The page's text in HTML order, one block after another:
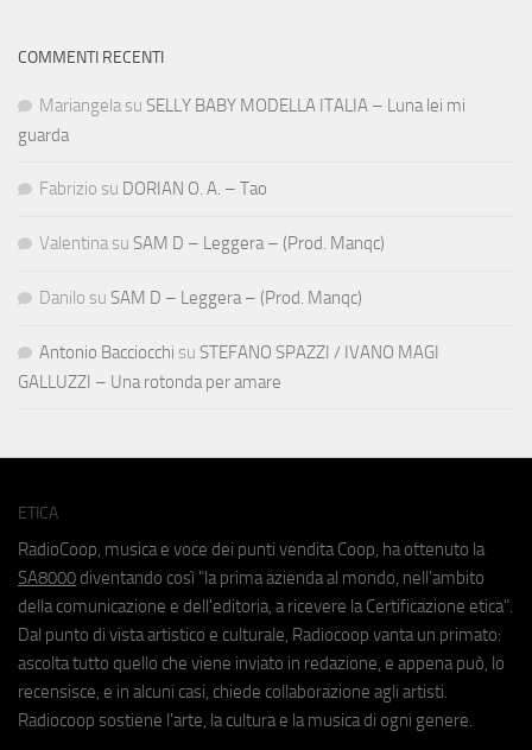
COMMENTI RECENTI
Mariangela su SELLY BABY MODELLA ITALIA – Luna lei mi
guarda
Fabrizio su DORIAN O. A. – Tao
Valentina su SAM D – Leggera – (Prod. Manqc)
Danilo su SAM D – Leggera – (Prod. Manqc)
Antonio Bacciocchi su STEFANO SPAZZI / IVANO MAGI
GALLUZZI – Una rotonda per amare
ETICA
RadioCoop, musica e voce dei punti vendita Coop, ha ottenuto la
SA8000 diventando così "la prima azienda al mondo, nell'ambito
della comunicazione e dell'editoria, a ricevere la Certificazione etica".
Dal punto di vista artistico e culturale, Radiocoop vanta un primato:
ascolta tutto quello che viene inviato in redazione, e appena può, lo
recensisce, e in alcuni casi, chiede collaborazione agli artisti.
Radiocoop sostiene l'arte, la cultura e la musica di ogni genere.